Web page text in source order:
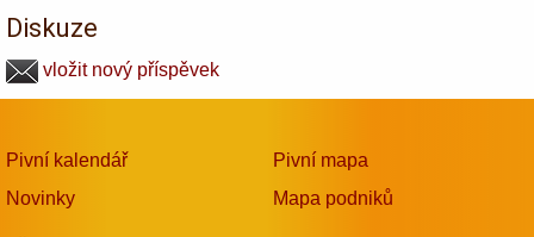
Diskuze
vložit nový příspěvek
Pivní kalendář
Novinky
Pivní mapa
Mapa podniků